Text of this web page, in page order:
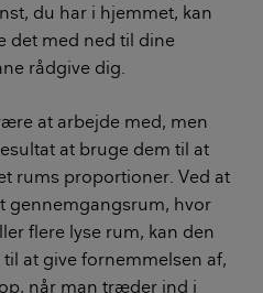
du har i hjemmet, kan
det med ned til dine
rådgive dig.
at arbejde med, men
at bruge dem til at
rums proportioner. Ved at
gennemgangsrum, hvor
flere lyse rum, kan den
at give fornemmelsen af,
når man træder ind i